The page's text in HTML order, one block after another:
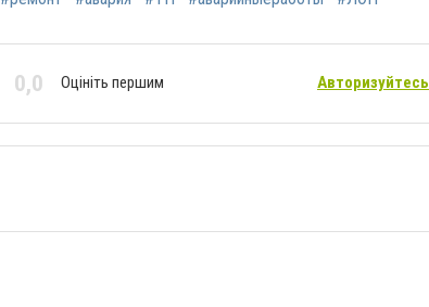
0,0 Оцініть першим Авторизуйтесь